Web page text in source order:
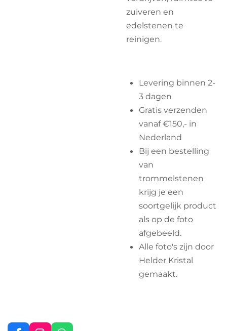
zuiveren en
edelstenen te
reinigen.
Levering binnen 2-
3 dagen
Gratis verzenden
vanaf €150,- in
Nederland
Bij een bestelling
van
trommelstenen
krijg je een
soortgelijk product
als op de foto
afgebeeld.
Alle foto's zijn door
Helder Kristal
gemaakt.